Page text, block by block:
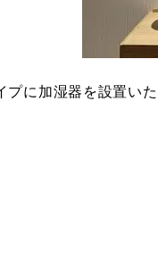
に加湿器を設置いた